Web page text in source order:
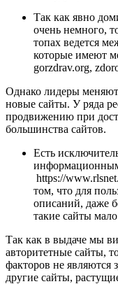
Так как явно
очень немного,
топах ведется
которые имеют
gorzdrav.org,
Однако лидеры
новые сайты. У ряда
продвижению при
большинства сайтов.
Есть
https://
том, что для
описаний, даже
такие сайты
Так как в выдаче мы
авторитетные сайты,
факторов не являются
другие сайты,